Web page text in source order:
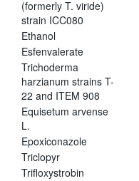
(formerly T. viride)
strain ICC080
Ethanol
Esfenvalerate
Trichoderma
harzianum strains T-
22 and ITEM 908
Equisetum arvense
L.
Epoxiconazole
Triclopyr
Trifloxystrobin